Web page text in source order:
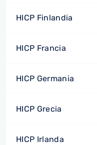
HICP Finlandia
HICP Francia
HICP Germania
HICP Grecia
HICP Irlanda